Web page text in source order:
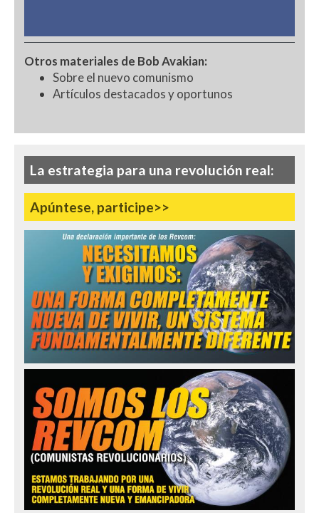
Otros materiales de Bob Avakian:
Sobre el nuevo comunismo
Artículos destacados y oportunos
La estrategia para una revolución real:
Apúntese, participe>>